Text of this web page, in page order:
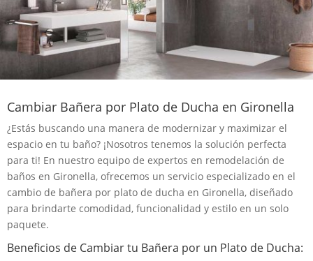
Cambiar Bañera por Plato de Ducha en Gironella
¿Estás buscando una manera de modernizar y maximizar el
espacio en tu baño? ¡Nosotros tenemos la solución perfecta
para ti! En nuestro equipo de expertos en remodelación de
baños en Gironella, ofrecemos un servicio especializado en el
cambio de bañera por plato de ducha en Gironella, diseñado
para brindarte comodidad, funcionalidad y estilo en un solo
paquete.
Beneficios de Cambiar tu Bañera por un Plato de Ducha: